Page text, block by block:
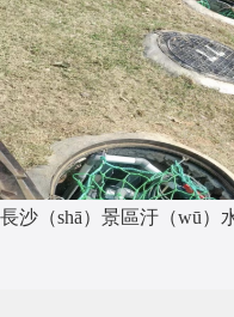
長沙（shā）景區汙（wū）